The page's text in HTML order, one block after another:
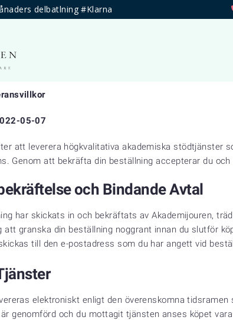
delbatlning #Klarna
05-07
att leverera högkvalitativa akademiska stödtjänster
Genom att bekräfta din beställning accepterar du
och Bindande Avtal
har skickats in och bekräftats av Akademijouren,
att granska din beställning noggrant innan du slutför
till den e-postadress som du har angett vid
elektroniskt enligt den överenskomna
genomförd och du mottagit tjänsten anses köpet